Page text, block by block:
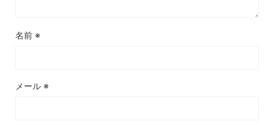
名前 ※
メール ※